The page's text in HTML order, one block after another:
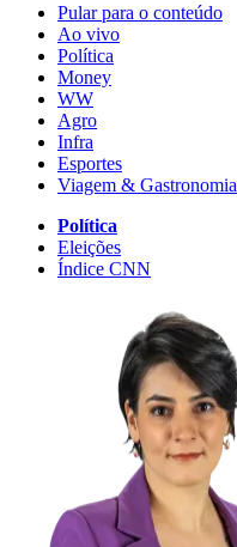
Pular para o conteúdo
Ao vivo
Política
Money
WW
Agro
Infra
Esportes
Viagem & Gastronomia
Política
Eleições
Índice CNN